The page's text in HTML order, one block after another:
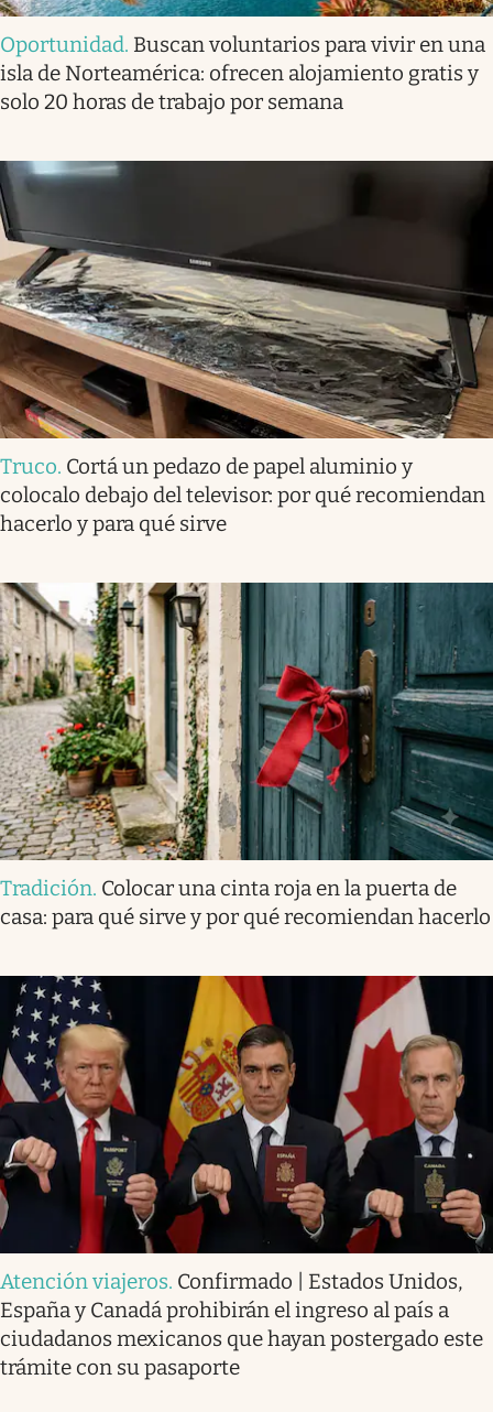
Oportunidad. Buscan voluntarios para vivir en una
isla de Norteamérica: ofrecen alojamiento gratis y
solo 20 horas de trabajo por semana
Truco. Cortá un pedazo de papel aluminio y
colocalo debajo del televisor: por qué recomiendan
hacerlo y para qué sirve
Tradición. Colocar una cinta roja en la puerta de
casa: para qué sirve y por qué recomiendan hacerlo
Atención viajeros. Confirmado | Estados Unidos,
España y Canadá prohibirán el ingreso al país a
ciudadanos mexicanos que hayan postergado este
trámite con su pasaporte